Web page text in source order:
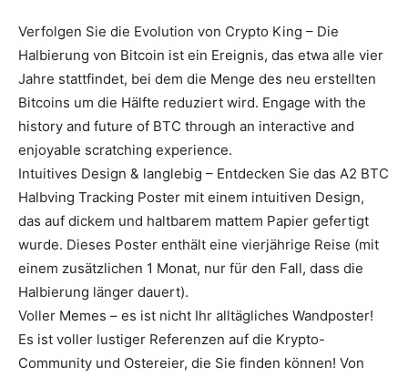
Verfolgen Sie die Evolution von Crypto King – Die
Halbierung von Bitcoin ist ein Ereignis, das etwa alle vier
Jahre stattfindet, bei dem die Menge des neu erstellten
Bitcoins um die Hälfte reduziert wird. Engage with the
history and future of BTC through an interactive and
enjoyable scratching experience.
Intuitives Design & langlebig – Entdecken Sie das A2 BTC
Halbving Tracking Poster mit einem intuitiven Design,
das auf dickem und haltbarem mattem Papier gefertigt
wurde. Dieses Poster enthält eine vierjährige Reise (mit
einem zusätzlichen 1 Monat, nur für den Fall, dass die
Halbierung länger dauert).
Voller Memes – es ist nicht Ihr alltägliches Wandposter!
Es ist voller lustiger Referenzen auf die Krypto-
Community und Ostereier, die Sie finden können! Von